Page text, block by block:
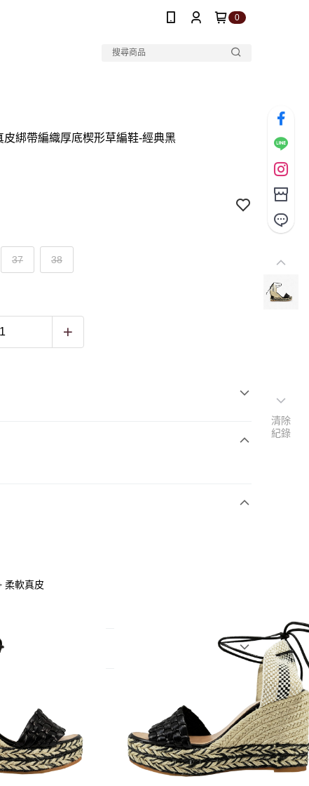
0
皮綁帶編織厚底楔形草編鞋-經典黑
37 38
含以上)免運費
含以上)免運費
柔軟真皮
鞋
清除
紀錄